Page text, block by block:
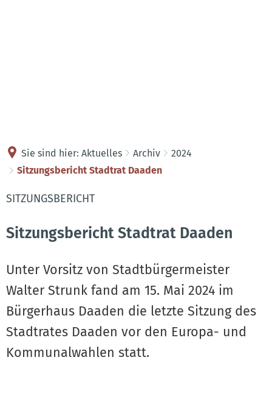
Sie sind hier: Aktuelles Archiv
2024
Sitzungsbericht Stadtrat Daaden
SITZUNGSBERICHT
Sitzungsbericht Stadtrat Daaden
Unter Vorsitz von Stadtbürgermeister
Walter Strunk fand am 15. Mai 2024 im
Bürgerhaus Daaden die letzte Sitzung des
Stadtrates Daaden vor den Europa- und
Kommunalwahlen statt.